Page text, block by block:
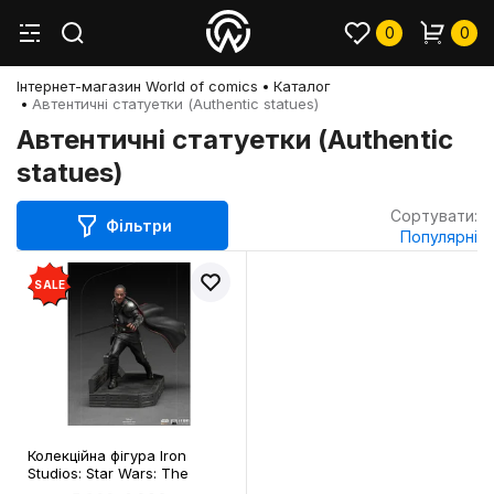
0 0
Інтернет-магазин World of comics
Каталог
Автентичні статуетки (Authentic statues)
Автентичні статуетки (Authentic
statues)
Фільтри
Сортувати:
Популярні
SALE
Колекційна фігура Iron
Studios: Star Wars: The